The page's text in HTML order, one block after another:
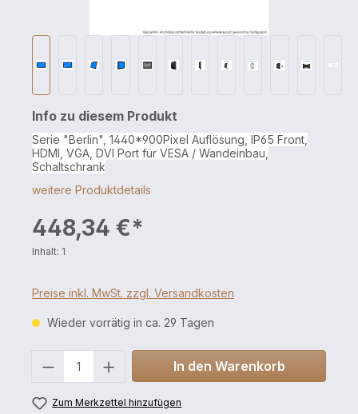
Info zu diesem Produkt
Serie "Berlin", 1440*900Pixel Auflösung, IP65 Front,
HDMI, VGA, DVI Port für VESA / Wandeinbau,
Schaltschrank
weitere Produktdetails
448,34 €*
Inhalt: 1
Preise inkl. MwSt. zzgl. Versandkosten
Wieder vorrätig in ca. 29 Tagen
In den Warenkorb
Zum Merkzettel hinzufügen